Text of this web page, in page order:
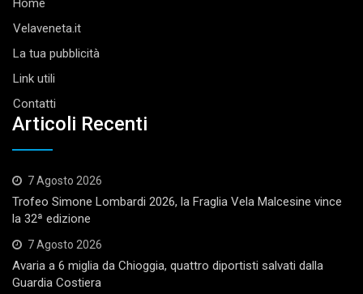
Home
Velaveneta.it
La tua pubblicità
Link utili
Contatti
Articoli Recenti
7 Agosto 2026
Trofeo Simone Lombardi 2026, la Fraglia Vela Malcesine vince
la 32ª edizione
7 Agosto 2026
Avaria a 6 miglia da Chioggia, quattro diportisti salvati dalla
Guardia Costiera